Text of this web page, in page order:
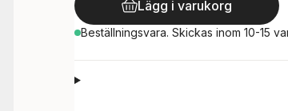
Lägg i varukorg
Beställningsvara. Skickas inom 10-15